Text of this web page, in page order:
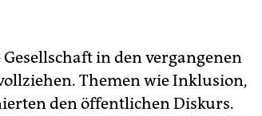
in den vergangenen
Themen wie Inklusion,
den öffentlichen Diskurs.